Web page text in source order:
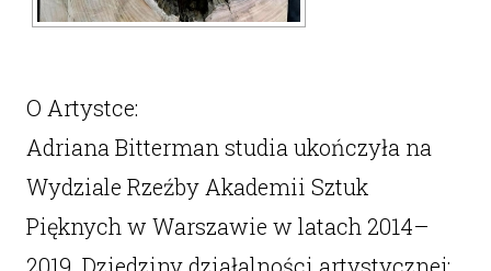
O Artystce:
Adriana Bitterman studia ukończyła na
Wydziale Rzeźby Akademii Sztuk
Pięknych w Warszawie w latach 2014–